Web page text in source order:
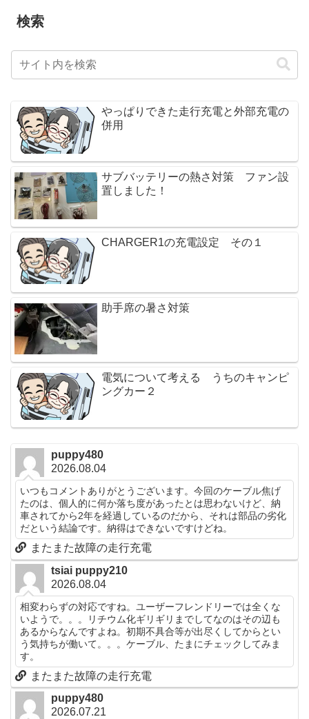
検索
やっぱりできた走行充電と外部充電の
併用
サブバッテリーの熱さ対策 ファン設
置しました！
CHARGER1の充電設定 その１
助手席の暑さ対策
電気について考える うちのキャンピ
ングカー２
puppy480
2026.08.04
いつもコメントありがとうございます。今回のケーブル焦げ
たのは、個人的に何か落ち度があったとは思わないけど、納
車されてから2年を経過しているのだから、それは部品の劣化
だという結論です。納得はできないですけどね。
またまた故障の走行充電
tsiai puppy210
2026.08.04
相変わらずの対応ですね。ユーザーフレンドリーでは全くな
いようで。。。リチウム化ギリギリまでしてなのはその辺も
あるからなんですよね。初期不具合等が出尽くしてからとい
う気持ちが働いて。。。ケーブル、たまにチェックしてみま
す。
またまた故障の走行充電
puppy480
2026.07.21